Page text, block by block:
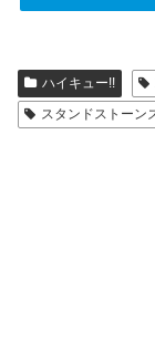
ハイキュー!!
スタンドストーン